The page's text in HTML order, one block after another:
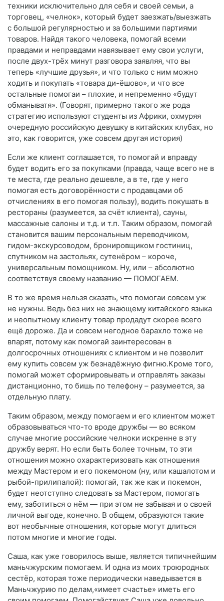
техники исключительно для себя и своей семьи, а
торговец, «челнок», который будет заезжать/выезжать
с большой регулярностью и за большими партиями
товаров. Найдя такого человека, помогай всеми
правдами и неправдами навязывает ему свои услуги,
после двух-трёх минут разговора заявляя, что вы
теперь «лучшие друзья», и что только с ним можно
ходить и покупать «товара ди-ёшово», и что все
остальные помогаи – плохие, и непременно «будут
обманыватя». (Говорят, примерно такого же рода
стратегию используют студенты из Африки, охмуряя
очередную российскую девушку в китайских клубах, но
это, как говорится, уже совсем другая история)
Если же клиент соглашается, то помогай и вправду
будет водить его за покупками (правда, чаще всего не в
те места, где реально дешевле, а в те, где у него
помогая есть договорённости с продавцами об
отчислениях в его помогая пользу), водить покушать в
рестораны (разумеется, за счёт клиента), сауны,
массажные салоны и т.д. и т.п. Таким образом, помогай
становится вашим персональным переводчиком,
гидом-экскурсоводом, бронировщиком гостиниц,
спутником на застольях, сутенёром – короче,
универсальным помощником. Ну, или – абсолютно
соответствуя своему названию — ПОМОГАЕМ.
В то же время нельзя сказать, что помогаи совсем уж
не нужны. Ведь без них не знающему китайского языка
и неопытному клиенту товар продадут скорее всего
ещё дороже. Да и совсем негодное барахло тоже не
впарят, потому как помогай заинтересован в
долгосрочных отношениях с клиентом и не позволит
ему купить совсем уж безнадёжную фигню.Кроме того,
помогай может сформировывать и отправлять заказы
дистанционно, то бишь по телефону – разумеется, за
отдельную плату.
Таким образом, между помогаем и его клиентом может
образовываться что-то вроде дружбы — во всяком
случае многие российские челноки искренне в эту
дружбу верят. Но если быть более точным, то эти
отношения можно охарактеризовать как отношения
между Мастером и его покемоном (ну, или кашалотом и
рыбой-прилипалой): помогай, так же как и покемон,
будет неотступно следовать за Мастером, помогать
ему, заботиться о нём — при этом не забывая и о своей
личной выгоде, конечно. В общем, образуются такие
вот необычные отношения, которые могут длиться
потом многие и многие годы.
Саша, как уже говорилось выше, является типичнейшим
маньчжурским помогаем. И одна из моих троюродных
сестёр, которая тоже периодически наведывается в
Маньчжурию по делам,«имеет счастье» иметь его